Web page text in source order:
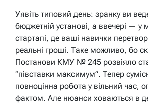
Уявіть типовий день: зранку ви
бюджетній установі, а ввечері — у
стартапі, де ваші навички
реальні гроші. Таке можливо, бо
Постанови КМУ № 245 розвіяло
“півставки максимум”. Тепер
повноцінна робота у вільний час,
фактом. Але нюанси ховаються в